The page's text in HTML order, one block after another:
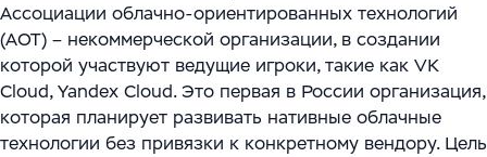
Ассоциации облачно-ориентированных технологий
(АОТ) – некоммерческой организации, в создании
которой участвуют ведущие игроки, такие как VK
Cloud, Yandex Cloud. Это первая в России организация,
которая планирует развивать нативные облачные
технологии без привязки к конкретному вендору. Цель